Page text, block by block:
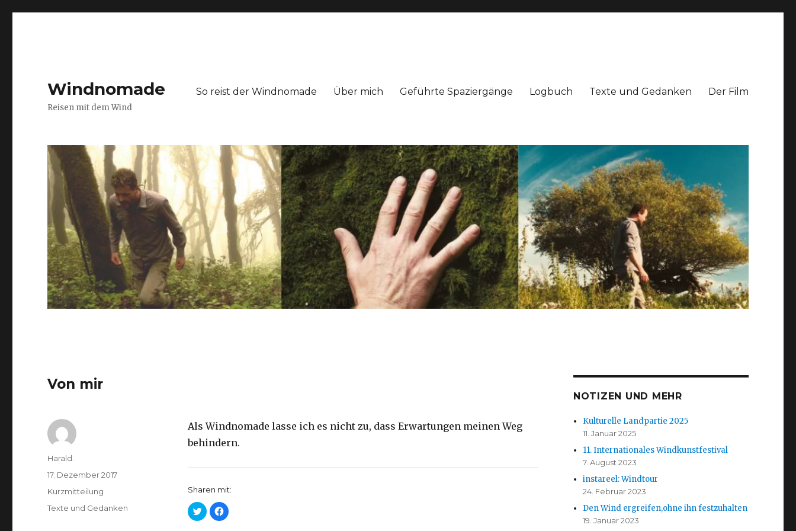
Windnomade
Reisen mit dem Wind
So reist der Windnomade Über mich Geführte Spaziergänge Logbuch Texte und Gedanken Der Film
Von mir
Als Windnomade lasse ich es nicht zu, dass Erwartungen meinen Weg
behindern.
Sharen mit:
K
l
K
l
Autor
Harald.
Veröffentlicht
17. Dezember 2017
Format
Kurzmitteilung
Kategorien
Texte und Gedanken
NOTIZEN UND MEHR
Kulturelle Landpartie 2025
11. Januar 2025
11. Internationales Windkunstfestival
7. August 2023
instareel: Windtour
24. Februar 2023
Den Wind ergreifen,ohne ihn festzuhalten
19. Januar 2023